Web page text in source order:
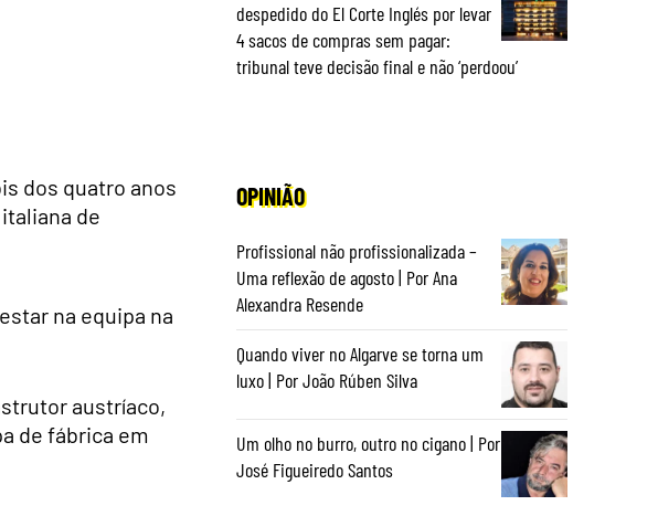
dos quatro anos
de
na equipa na
austríaco,
de fábrica em
despedido do El Corte Inglés por levar
4 sacos de compras sem pagar:
tribunal teve decisão final e não ‘perdoou’
OPINIÃO
Profissional não profissionalizada –
Uma reflexão de agosto | Por Ana
Alexandra Resende
Quando viver no Algarve se torna um
luxo | Por João Rúben Silva
Um olho no burro, outro no cigano | Por
José Figueiredo Santos